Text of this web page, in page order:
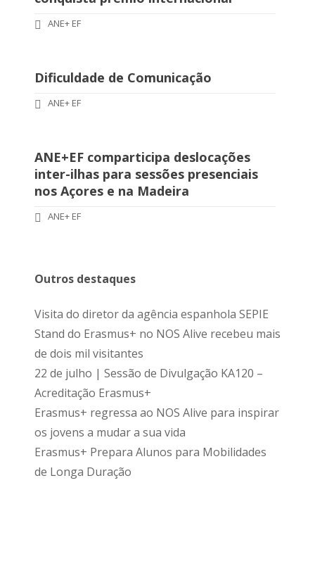
ANE+ EF
Dificuldade de Comunicação
ANE+ EF
ANE+EF comparticipa deslocações
inter-ilhas para sessões presenciais
nos Açores e na Madeira
ANE+ EF
Outros destaques
Visita do diretor da agência espanhola SEPIE
Stand do Erasmus+ no NOS Alive recebeu mais
de dois mil visitantes
22 de julho | Sessão de Divulgação KA120 –
Acreditação Erasmus+
Erasmus+ regressa ao NOS Alive para inspirar
os jovens a mudar a sua vida
Erasmus+ Prepara Alunos para Mobilidades
de Longa Duração